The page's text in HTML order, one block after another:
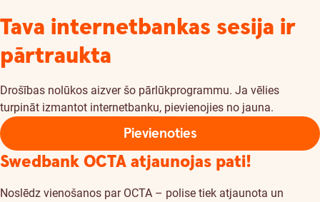
Tava internetbankas sesija ir
pārtraukta
Drošības nolūkos aizver šo pārlūkprogrammu. Ja vēlies
turpināt izmantot internetbanku, pievienojies no jauna.
Pievienoties
Swedbank OCTA atjaunojas pati!
Noslēdz vienošanos par OCTA – polise tiek atjaunota un